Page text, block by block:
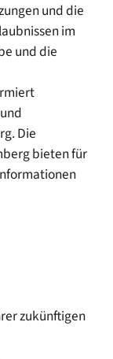
und die
im
und die
Die
bieten für
zukünftigen